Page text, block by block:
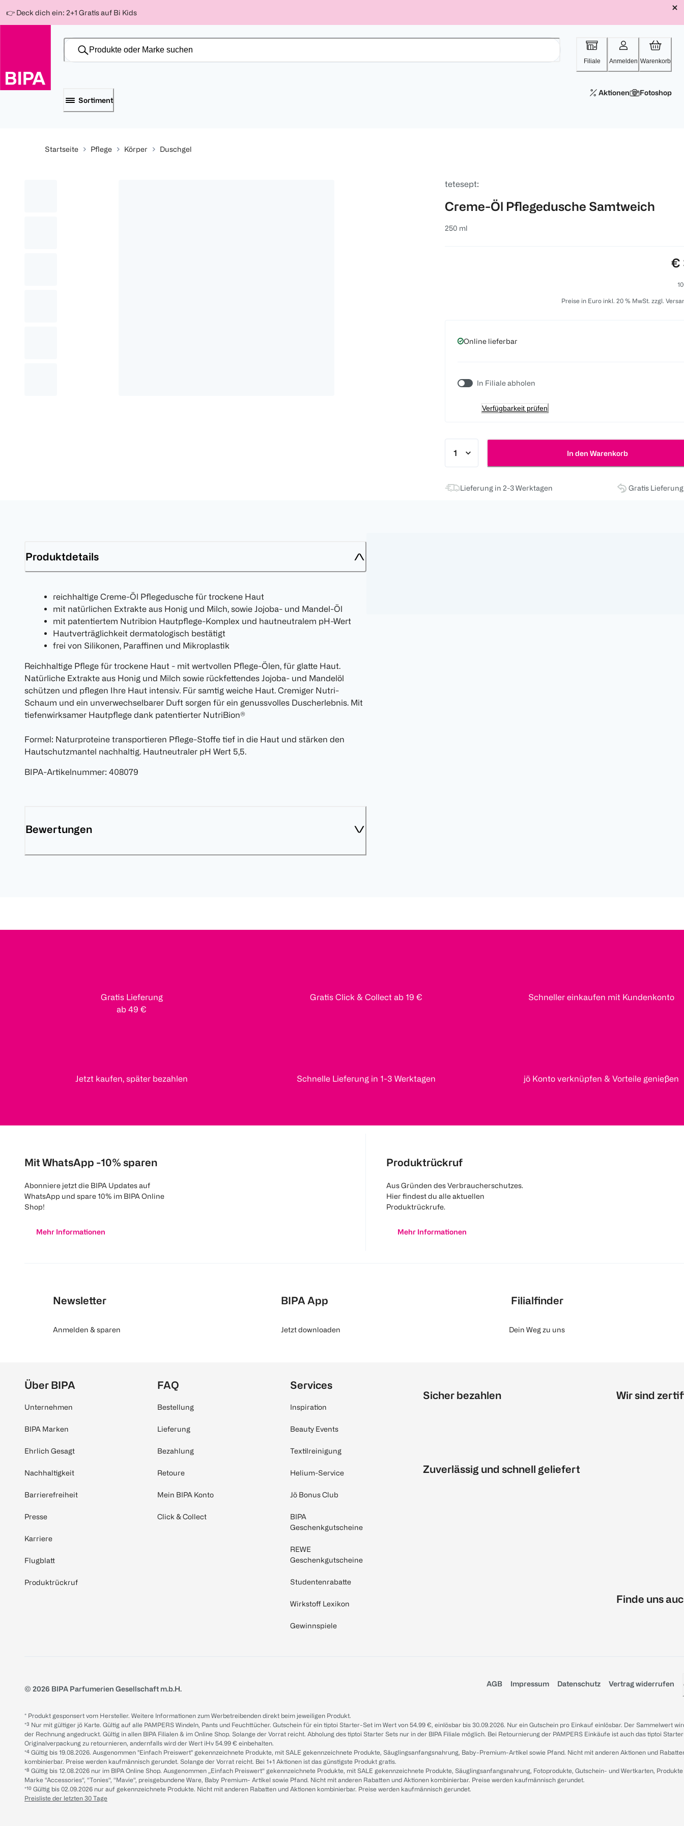
-10%
Für
150 Ös
-15%
Für
300 Ös
-20%
Für
500 Ös
zum
👉 Deck dich ein: 2+1 Gratis auf Bi Kids
Filiale Anmelden Warenkorb
Sortiment
Aktionen Fotoshop
Startseite Pflege Körper Duschgel
tetesept:
Creme-Öl Pflegedusche Samtweich
250 ml
€
Preise in Euro inkl. 20 % MwSt. zzgl.
Online lieferbar
In Filiale abholen
Verfügbarkeit prüfen
In den Warenkorb
Lieferung in 2-3 Werktagen Gratis
Produktdetails
reichhaltige Creme-Öl Pflegedusche für trockene Haut
mit natürlichen Extrakte aus Honig und Milch, sowie Jojoba- und Mandel-Öl
mit patentiertem Nutribion Hautpflege-Komplex und hautneutralem pH-Wert
Hautverträglichkeit dermatologisch bestätigt
frei von Silikonen, Paraffinen und Mikroplastik
Reichhaltige Pflege für trockene Haut - mit wertvollen Pflege-Ölen, für glatte Haut.
Natürliche Extrakte aus Honig und Milch sowie rückfettendes Jojoba- und Mandelöl
schützen und pflegen Ihre Haut intensiv. Für samtig weiche Haut. Cremiger Nutri-
Schaum und ein unverwechselbarer Duft sorgen für ein genussvolles Duscherlebnis. Mit
tiefenwirksamer Hautpflege dank patentierter NutriBion®
Formel: Naturproteine transportieren Pflege-Stoffe tief in die Haut und stärken den
Hautschutzmantel nachhaltig. Hautneutraler pH Wert 5,5.
BIPA-Artikelnummer: 408079
Bewertungen
Gratis Lieferung
ab 49 €
Gratis Click & Collect ab 19 € Schneller einkaufen mit Kundenkonto
Jetzt kaufen, später bezahlen Schnelle Lieferung in 1-3 Werktagen jö Konto verknüpfen & Vorteile genießen
Mit WhatsApp -10% sparen
Abonniere jetzt die BIPA Updates auf
WhatsApp und spare 10% im BIPA Online
Shop!
Mehr Informationen
Produktrückruf
Aus Gründen des Verbraucherschutzes.
Hier findest du alle aktuellen
Produktrückrufe.
Mehr Informationen
Newsletter
Anmelden & sparen
BIPA App
Jetzt downloaden
Filialfinder
Dein Weg zu uns
Über BIPA
Unternehmen
BIPA Marken
Ehrlich Gesagt
Nachhaltigkeit
Barrierefreiheit
Presse
Karriere
Flugblatt
Produktrückruf
FAQ
Bestellung
Lieferung
Bezahlung
Retoure
Mein BIPA Konto
Click & Collect
Services
Inspiration
Beauty Events
Textilreinigung
Helium-Service
Jö Bonus Club
BIPA
Geschenkgutscheine
REWE
Geschenkgutscheine
Studentenrabatte
Wirkstoff Lexikon
Gewinnspiele
Sicher bezahlen
Zuverlässig und schnell geliefert
Wir sind
Finde uns
© 2026 BIPA Parfumerien Gesellschaft m.b.H.
AGB Impressum Datenschutz Vertrag widerrufen
* Produkt gesponsert vom Hersteller. Weitere Informationen zum Werbetreibenden direkt beim jeweiligen Produkt.
*³ Nur mit gültiger jö Karte. Gültig auf alle PAMPERS Windeln, Pants und Feuchttücher. Gutschein für ein tiptoi Starter-Set im Wert von 54.99 €, einlösbar bis 30.09.2026. Nur ein Gutschein pro Einkauf einlösbar. Der Sammelwert
der Rechnung angedruckt. Gültig in allen BIPA Filialen & im Online Shop. Solange der Vorrat reicht. Abholung des tiptoi Starter Sets nur in der BIPA Filiale möglich. Bei Retournierung der PAMPERS Einkäufe ist auch das tiptoi
Originalverpackung zu retournieren, andernfalls wird der Wert iHv 54.99 € einbehalten.
*⁴ Gültig bis 19.08.2026. Ausgenommen "Einfach Preiswert" gekennzeichnete Produkte, mit SALE gekennzeichnete Produkte, Säuglingsanfangsnahrung, Baby-Premium-Artikel sowie Pfand. Nicht mit anderen Aktionen und
kombinierbar. Preise werden kaufmännisch gerundet. Solange der Vorrat reicht. Bei 1+1 Aktionen ist das günstigste Produkt gratis.
*⁸ Gültig bis 12.08.2026 nur im BIPA Online Shop. Ausgenommen „Einfach Preiswert“ gekennzeichnete Produkte, mit SALE gekennzeichnete Produkte, Säuglingsanfangsnahrung, Fotoprodukte, Gutschein- und Wertkarten,
Marke “Accessories“, “Tonies“, “Mavie“, preisgebundene Ware, Baby Premium- Artikel sowie Pfand. Nicht mit anderen Rabatten und Aktionen kombinierbar. Preise werden kaufmännisch gerundet.
*¹⁰ Gültig bis 02.09.2026 nur auf gekennzeichnete Produkte. Nicht mit anderen Rabatten und Aktionen kombinierbar. Preise werden kaufmännisch gerundet.
Preisliste der letzten 30 Tage